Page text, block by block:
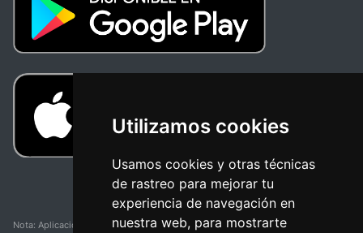
Utilizamos cookies
Usamos cookies y otras técnicas
de rastreo para mejorar tu
experiencia de navegación en
nuestra web, para mostrarte
Nota: Aplicación y web no oficial y no relacionada con ninguna organización o